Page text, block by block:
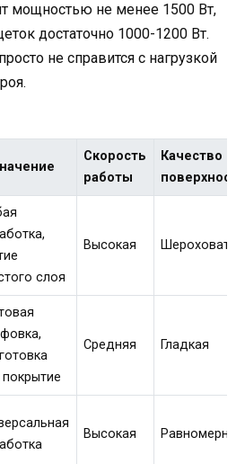
мощностью не менее 1500 Вт,
достаточно 1000-1200 Вт.
не справится с нагрузкой
Скорость
работы
Качество
слоя
Высокая Шероховатая
Средняя Гладкая
Высокая Равномерная